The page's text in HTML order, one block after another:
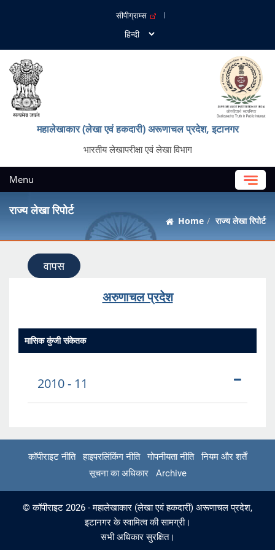
सीपीग्राम्स
महालेखाकार (लेखा एवं हकदारी) अरूणाचल प्रदेश, इटानगर
भारतीय लेखापरीक्षा एवं लेखा विभाग
Menu
राज्य लेखा रिपोर्ट
Home राज्य लेखा रिपोर्ट
वापस
अरुणाचल प्रदेश
मासिक कुंजी संकेतक
2010 - 11
कॉपीराइट नीति हाइपरलिंकिंग नीति गोपनीयता नीति
नियम और शर्तें
सूचना का अधिकार
Archive
© कॉपीराइट 2026 - महालेखाकार (लेखा एवं हकदारी) अरूणाचल प्रदेश,
इटानगर के स्वामित्व की सामग्री।
सभी अधिकार सुरक्षित।